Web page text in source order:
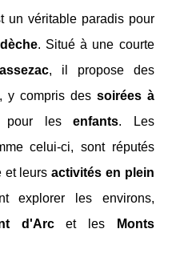
un véritable paradis pour
. Situé à une courte
, il propose des
y compris des soirées à
pour lesenfants. Les
celui-ci, sont réputés
et leursactivités en plein
explorer les environs,
d'Arcet les
Monts